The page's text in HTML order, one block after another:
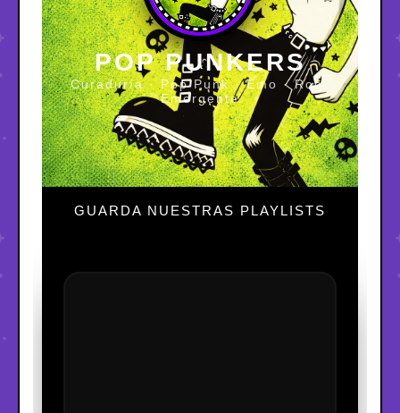
POP PUNKERS
Curaduría · Pop Punk · Emo · Rock
Emergente
GUARDA NUESTRAS PLAYLISTS